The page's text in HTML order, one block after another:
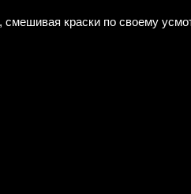
краски по своему